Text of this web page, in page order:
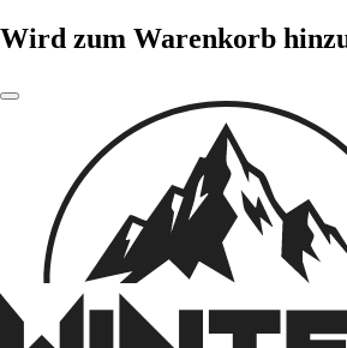
Wird zum Warenkorb